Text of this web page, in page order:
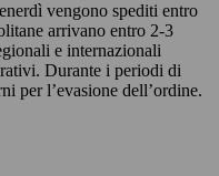
vengono spediti entro
arrivano entro 2-3
e internazionali
Durante i periodi di
per l’evasione dell’ordine.